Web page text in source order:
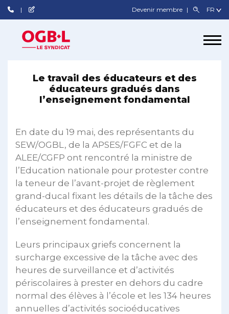
Devenir membre
Le travail des éducateurs et des
éducateurs gradués dans
l’enseignement fondamental
En date du 19 mai, des représentants du
SEW/OGBL, de la APSES/FGFC et de la
ALEE/CGFP ont rencontré la ministre de
l’Education nationale pour protester contre
la teneur de l’avant-projet de règlement
grand-ducal fixant les détails de la tâche des
éducateurs et des éducateurs gradués de
l’enseignement fondamental.
Leurs principaux griefs concernent la
surcharge excessive de la tâche avec des
heures de surveillance et d’activités
périscolaires à prester en dehors du cadre
normal des élèves à l’école et les 134 heures
annuelles d’activités socioéducatives